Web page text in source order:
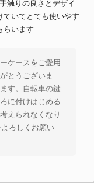
触りの良さとデザイ
ていてとても使いやす
らいます
ケースをご愛用
とうございま
す。自転車の鍵
に付けはじめる
えられなくなり
ろしくお願い